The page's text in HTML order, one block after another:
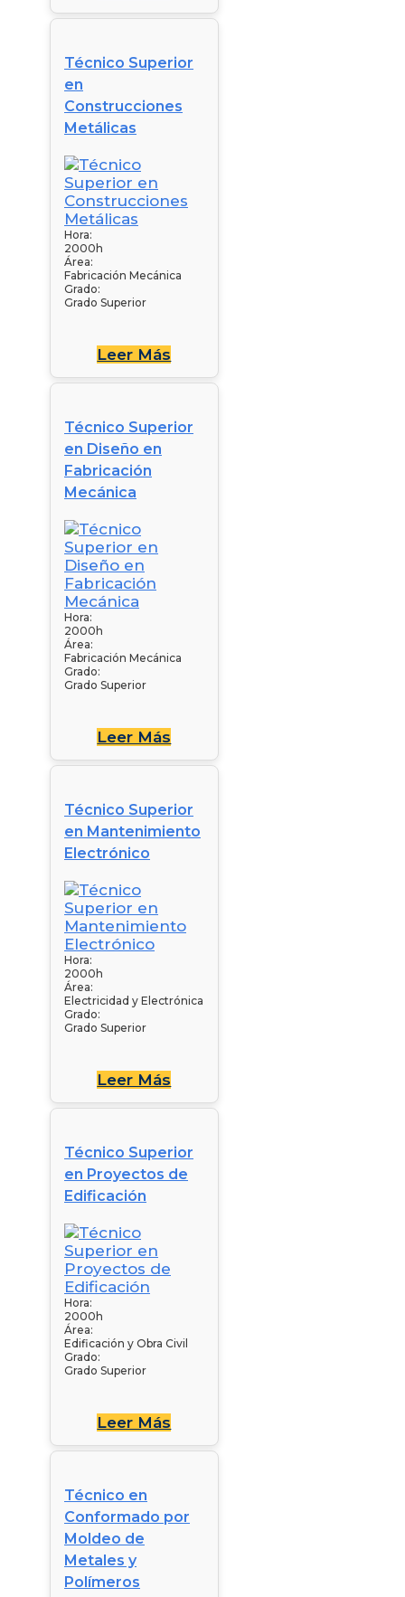
Técnico Superior
en
Construcciones
Metálicas
Hora:
2000h
Área:
Fabricación Mecánica
Grado:
Grado Superior
Leer Más
Técnico Superior
en Diseño en
Fabricación
Mecánica
Hora:
2000h
Área:
Fabricación Mecánica
Grado:
Grado Superior
Leer Más
Técnico Superior
en Mantenimiento
Electrónico
Hora:
2000h
Área:
Electricidad y Electrónica
Grado:
Grado Superior
Leer Más
Técnico Superior
en Proyectos de
Edificación
Hora:
2000h
Área:
Edificación y Obra Civil
Grado:
Grado Superior
Leer Más
Técnico en
Conformado por
Moldeo de
Metales y
Polímeros